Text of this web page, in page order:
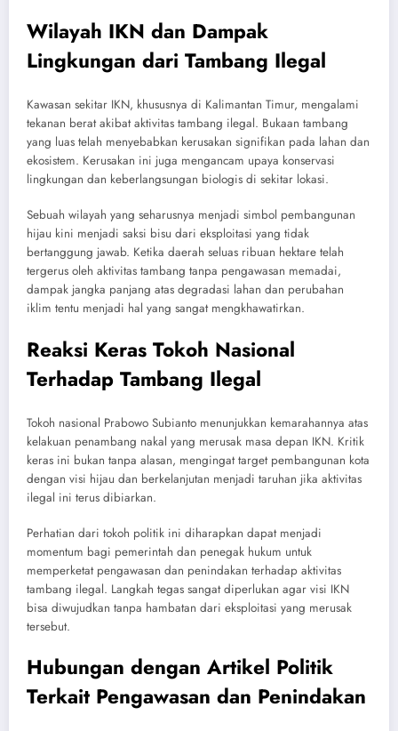
Wilayah IKN dan Dampak
Lingkungan dari Tambang Ilegal
Kawasan sekitar IKN, khususnya di Kalimantan Timur, mengalami
tekanan berat akibat aktivitas tambang ilegal. Bukaan tambang
yang luas telah menyebabkan kerusakan signifikan pada lahan dan
ekosistem. Kerusakan ini juga mengancam upaya konservasi
lingkungan dan keberlangsungan biologis di sekitar lokasi.
Sebuah wilayah yang seharusnya menjadi simbol pembangunan
hijau kini menjadi saksi bisu dari eksploitasi yang tidak
bertanggung jawab. Ketika daerah seluas ribuan hektare telah
tergerus oleh aktivitas tambang tanpa pengawasan memadai,
dampak jangka panjang atas degradasi lahan dan perubahan
iklim tentu menjadi hal yang sangat mengkhawatirkan.
Reaksi Keras Tokoh Nasional
Terhadap Tambang Ilegal
Tokoh nasional Prabowo Subianto menunjukkan kemarahannya atas
kelakuan penambang nakal yang merusak masa depan IKN. Kritik
keras ini bukan tanpa alasan, mengingat target pembangunan kota
dengan visi hijau dan berkelanjutan menjadi taruhan jika aktivitas
ilegal ini terus dibiarkan.
Perhatian dari tokoh politik ini diharapkan dapat menjadi
momentum bagi pemerintah dan penegak hukum untuk
memperketat pengawasan dan penindakan terhadap aktivitas
tambang ilegal. Langkah tegas sangat diperlukan agar visi IKN
bisa diwujudkan tanpa hambatan dari eksploitasi yang merusak
tersebut.
Hubungan dengan Artikel Politik
Terkait Pengawasan dan Penindakan